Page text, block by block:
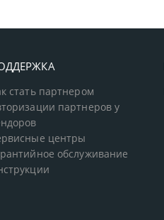
стать партнером
партнеров у
центры
обслуживание